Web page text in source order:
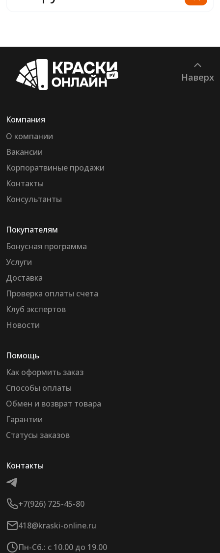
Наверх
Компания
О компании
Вакансии
Корпоратвиные продажи
Контакты
Консультанты
Покупателям
Бонусная программа
Услуги
Доставка
Проверка оплаты счета
Клуб экспертов
Новости
Помощь
Как оформить заказ
Способы оплаты
Обмен и возврат товара
Гарантии
Статусы заказов
Контакты
+7(926) 725-45-80
418@kraski-online.ru
Пн-Сб.: с 10.00 до 19.00